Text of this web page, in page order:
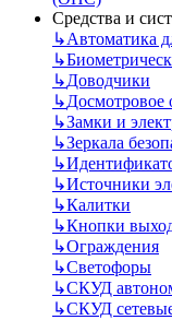
Средства и
↳Автоматика
↳
↳Доводчики
↳Досмотровое
↳Замки и
↳Зеркала
↳
↳Источники
↳Калитки
↳Кнопки
↳Ограждения
↳Светофоры
↳СКУД
↳СКУД